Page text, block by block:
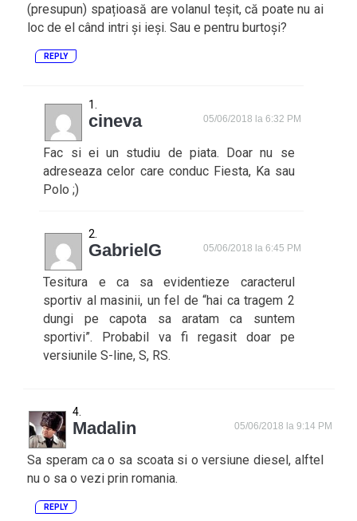
(presupun) spațioasă are volanul teșit, că poate nu ai
loc de el când intri și ieși. Sau e pentru burtoși?
REPLY
cineva 05/06/2018 la 6:32 PM
Fac si ei un studiu de piata. Doar nu se
adreseaza celor care conduc Fiesta, Ka sau
Polo ;)
GabrielG 05/06/2018 la 6:45 PM
Tesitura e ca sa evidentieze caracterul
sportiv al masinii, un fel de “hai ca tragem 2
dungi pe capota sa aratam ca suntem
sportivi”. Probabil va fi regasit doar pe
versiunile S-line, S, RS.
Madalin 05/06/2018 la 9:14 PM
Sa speram ca o sa scoata si o versiune diesel, alftel
nu o sa o vezi prin romania.
REPLY